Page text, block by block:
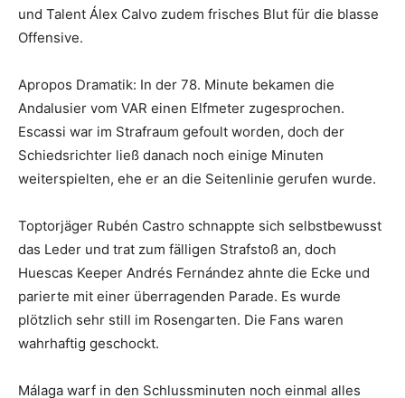
und Talent Álex Calvo zudem frisches Blut für die blasse
Offensive.
Apropos Dramatik: In der 78. Minute bekamen die
Andalusier vom VAR einen Elfmeter zugesprochen.
Escassi war im Strafraum gefoult worden, doch der
Schiedsrichter ließ danach noch einige Minuten
weiterspielten, ehe er an die Seitenlinie gerufen wurde.
Toptorjäger Rubén Castro schnappte sich selbstbewusst
das Leder und trat zum fälligen Strafstoß an, doch
Huescas Keeper Andrés Fernández ahnte die Ecke und
parierte mit einer überragenden Parade. Es wurde
plötzlich sehr still im Rosengarten. Die Fans waren
wahrhaftig geschockt.
Málaga warf in den Schlussminuten noch einmal alles